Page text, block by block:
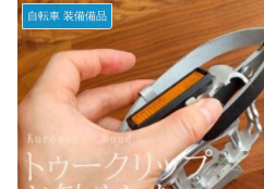
自転車 装備備品